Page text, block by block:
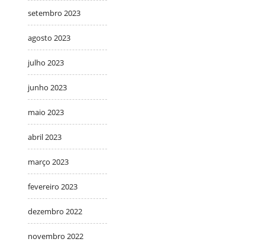
setembro 2023
agosto 2023
julho 2023
junho 2023
maio 2023
abril 2023
março 2023
fevereiro 2023
dezembro 2022
novembro 2022